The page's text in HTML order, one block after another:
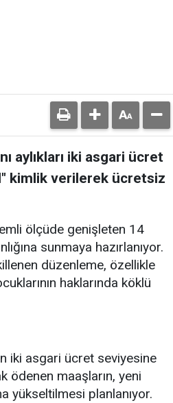
aylıkları iki asgari ücret
kimlik verilerek ücretsiz
ölçüde genişleten 14
sunmaya hazırlanıyor.
düzenleme, özellikle
haklarında köklü
iki asgari ücret seviyesine
ödenen maaşların, yeni
yükseltilmesi planlanıyor.